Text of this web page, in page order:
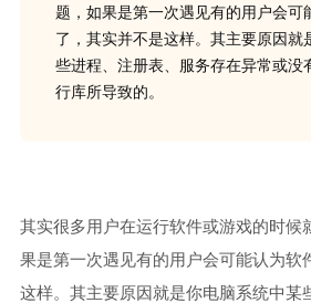
题，如果是第一次遇见有的用户会可
了，其实并不是这样。其主要原因就
些进程、注册表、服务存在异常或没
行库所导致的。
其实很多用户在运行软件或游戏的时候
果是第一次遇见有的用户会可能认为软
这样。其主要原因就是你电脑系统中某